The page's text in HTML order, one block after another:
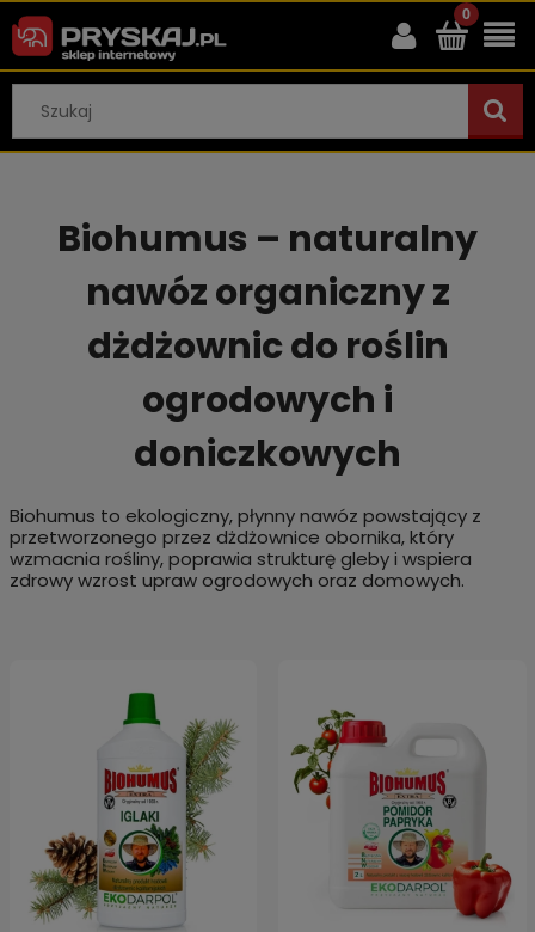
Biohumus – naturalny
nawóz organiczny z
dżdżownic do roślin
ogrodowych i
doniczkowych
Biohumus to ekologiczny, płynny nawóz powstający z
przetworzonego przez dżdżownice obornika, który
wzmacnia rośliny, poprawia strukturę gleby i wspiera
zdrowy wzrost upraw ogrodowych oraz domowych.